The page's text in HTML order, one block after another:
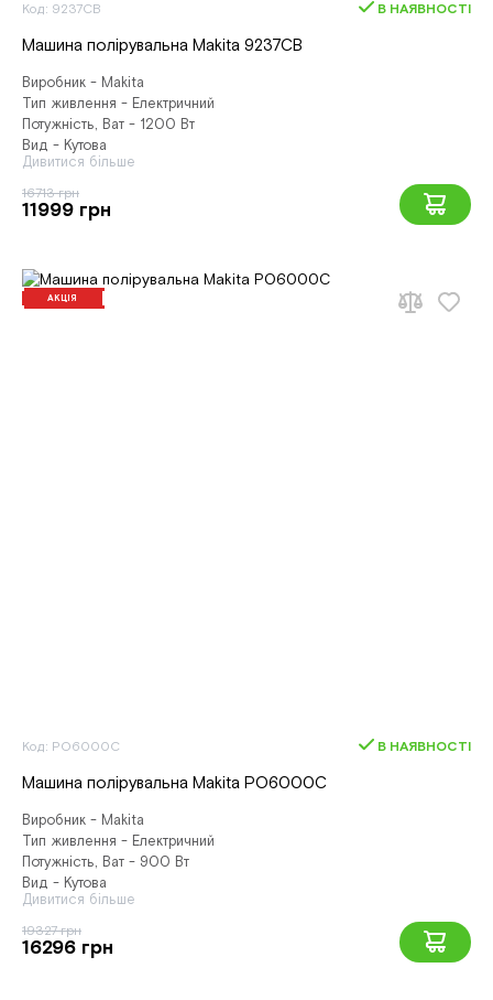
Код: 9237CB В НАЯВНОСТІ
Машина полірувальна Makita 9237CB
Виробник - Makita
Тип живлення - Електричний
Потужність, Ват - 1200 Вт
Вид - Кутова
Дивитися більше
16713 грн
11999 грн
АКЦІЯ
Код: PO6000C В НАЯВНОСТІ
Машина полірувальна Makita PO6000C
Виробник - Makita
Тип живлення - Електричний
Потужність, Ват - 900 Вт
Вид - Кутова
Дивитися більше
19327 грн
16296 грн